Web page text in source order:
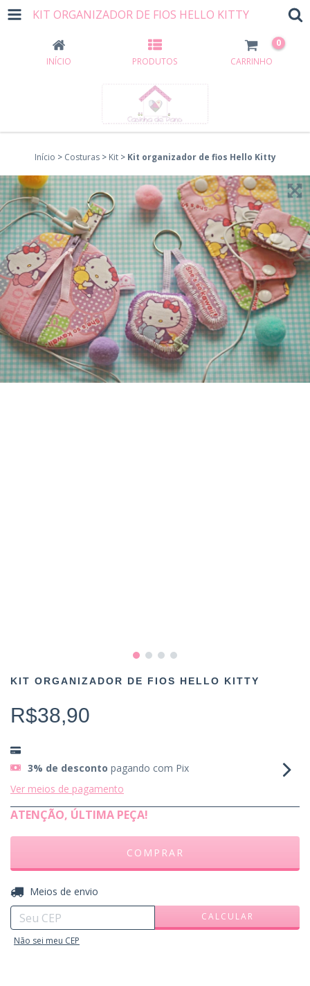
KIT ORGANIZADOR DE FIOS HELLO KITTY
INÍCIO PRODUTOS CARRINHO
0
Início > Costuras > Kit > Kit organizador de fios Hello Kitty
KIT ORGANIZADOR DE FIOS HELLO KITTY
R$38,90
3% de desconto pagando com Pix
Ver meios de pagamento
ATENÇÃO, ÚLTIMA PEÇA!
Entregas para o CEP:
Meios de envio
CALCULAR
Não sei meu CEP